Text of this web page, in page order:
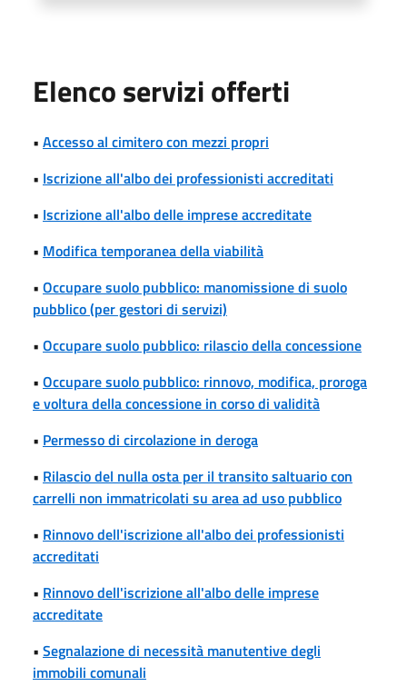
Elenco servizi offerti
• Accesso al cimitero con mezzi propri
• Iscrizione all'albo dei professionisti accreditati
• Iscrizione all'albo delle imprese accreditate
• Modifica temporanea della viabilità
• Occupare suolo pubblico: manomissione di suolo
pubblico (per gestori di servizi)
• Occupare suolo pubblico: rilascio della concessione
• Occupare suolo pubblico: rinnovo, modifica, proroga
e voltura della concessione in corso di validità
• Permesso di circolazione in deroga
• Rilascio del nulla osta per il transito saltuario con
carrelli non immatricolati su area ad uso pubblico
• Rinnovo dell'iscrizione all'albo dei professionisti
accreditati
• Rinnovo dell'iscrizione all'albo delle imprese
accreditate
• Segnalazione di necessità manutentive degli
immobili comunali